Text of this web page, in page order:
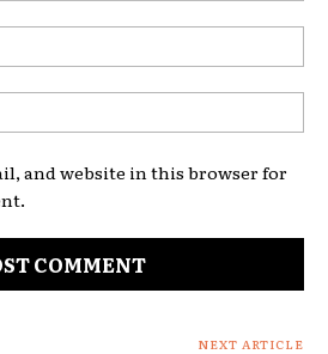
and website in this browser for
NEXT ARTICLE